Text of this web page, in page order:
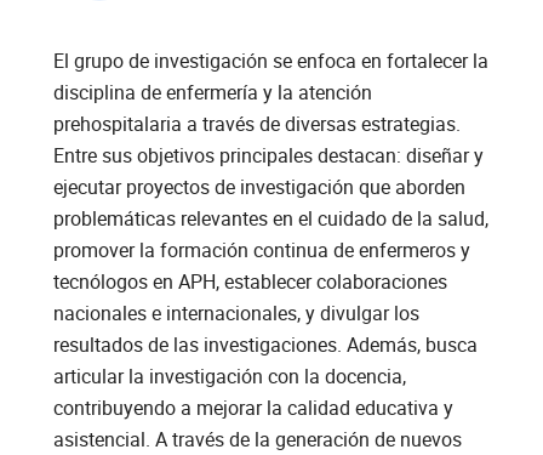
El grupo de investigación se enfoca en fortalecer la
disciplina de enfermería y la atención
prehospitalaria a través de diversas estrategias.
Entre sus objetivos principales destacan: diseñar y
ejecutar proyectos de investigación que aborden
problemáticas relevantes en el cuidado de la salud,
promover la formación continua de enfermeros y
tecnólogos en APH, establecer colaboraciones
nacionales e internacionales, y divulgar los
resultados de las investigaciones. Además, busca
articular la investigación con la docencia,
contribuyendo a mejorar la calidad educativa y
asistencial. A través de la generación de nuevos